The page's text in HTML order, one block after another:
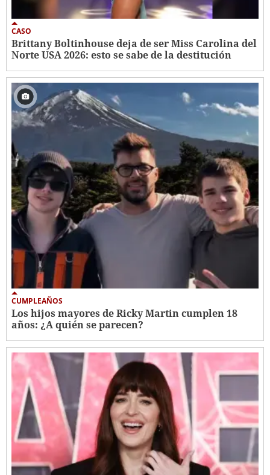
CASO
Brittany Boltinhouse deja de ser Miss Carolina del
Norte USA 2026: esto se sabe de la destitución
CUMPLEAÑOS
Los hijos mayores de Ricky Martin cumplen 18
años: ¿A quién se parecen?